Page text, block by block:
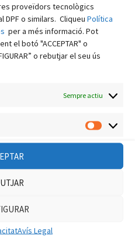
proveïdors tecnològics
o similars. Cliqueu Política
per a més informació. Pot
el botó "ACCEPTAR" o
o rebutjar el seu ús
Sempre actiu
Avís Legal